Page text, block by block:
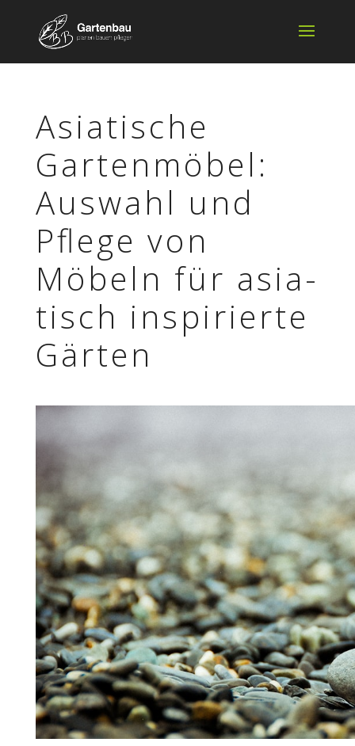
Asia­ti­sche
Garten­mö­bel:
Auswahl und
Pflege von
Möbeln für asia­
tisch inspi­rierte
Gärten